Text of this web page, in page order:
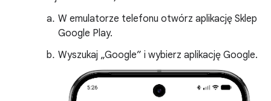
W emulatorze telefonu otwórz aplikację Sklep
Google Play.
Wyszukaj „Google” i wybierz aplikację Google.